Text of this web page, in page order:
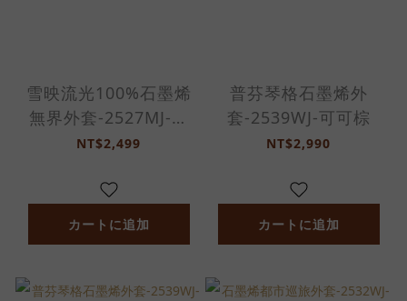
雪映流光100%石墨烯
無界外套-2527MJ-沈
霧灰
NT$2,499
カートに追加
普芬琴格石墨烯外
套-2539WJ-可可棕
NT$2,990
カートに追加